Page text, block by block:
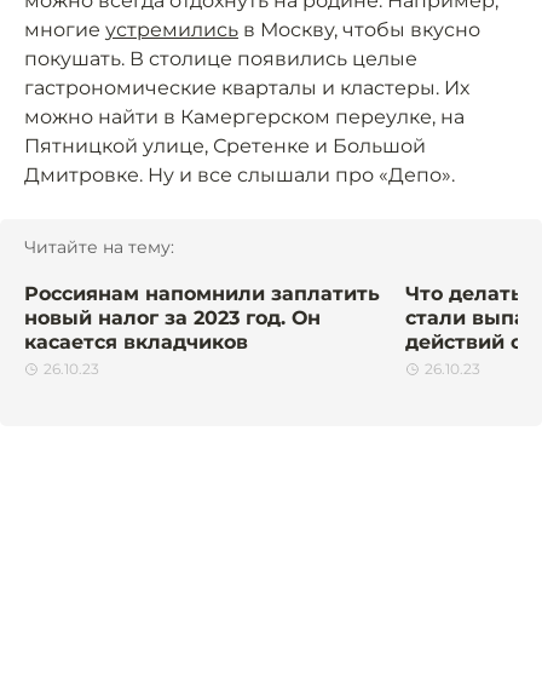
многие устремились в Москву, чтобы вкусно
покушать. В столице появились целые
гастрономические кварталы и кластеры. Их
можно найти в Камергерском переулке, на
Пятницкой улице, Сретенке и Большой
Дмитровке. Ну и все слышали про «Депо».
Читайте на тему:
Россиянам напомнили заплатить
новый налог за 2023 год. Он
касается вкладчиков
26.10.23
Что делать,
стали
действий от
26.10.23